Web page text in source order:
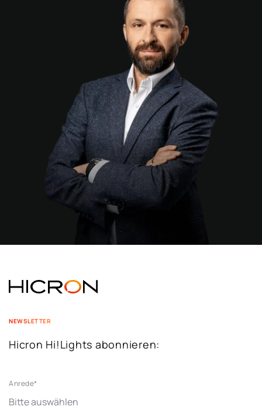
NEWSLETTER
Hicron Hi!Lights abonnieren:
Anrede*